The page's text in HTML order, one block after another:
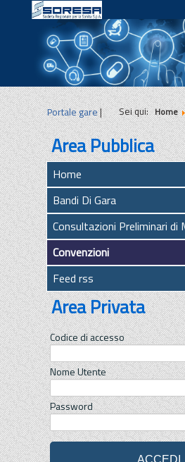
Portale gare| Sei qui:Home
Area Pubblica
Home
Bandi Di Gara
Consultazioni Preliminari di
Convenzioni
Feed rss
Area Privata
Codice di accesso
Nome Utente
Password